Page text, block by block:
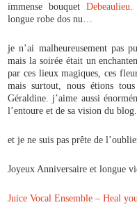
immense bouquetDebeaulieu
longue robe dos nu…
je n’ai malheureusement pas
mais la soirée était un
par ces lieux magiques, ces
mais surtout, nous étions
Géraldine. j’aime aussi
l’entoure et de sa vision du
et je ne suis pas prête de
Joyeux Anniversaire et longue
Juice Vocal Ensemble – Heal you